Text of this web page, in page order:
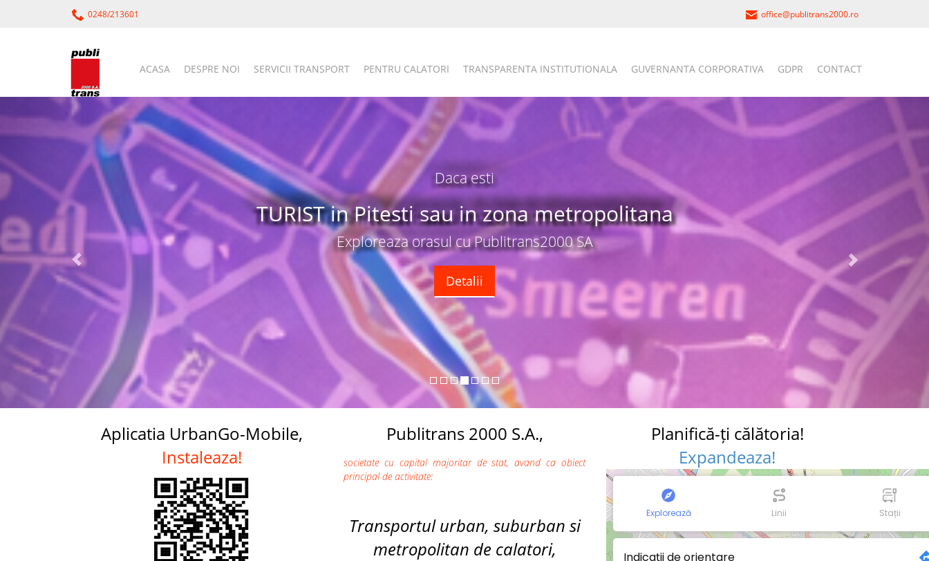
0248/213601 office@publitrans2000.ro
ACASA DESPRE NOI SERVICII TRANSPORT PENTRU CALATORI TRANSPARENTA INSTITUTIONALA GUVERNANTA CORPORATIVA GDPR CONTACT
Puncte de vanzare si
Automate
Amplasare
Titluri de Calatorie si
Tarife
Aplicatia UrbanGo-Mobile,
Instaleaza!
Publitrans 2000 S.A.,
societate cu capital majoritar de stat, avand ca obiect
principal de activitate:
Transportul urban, suburban si
metropolitan de calatori,
Planifică-ți călătoria!
Expandeaza!